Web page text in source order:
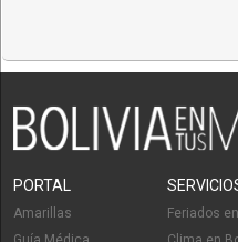
PORTAL
Amarillas
Feriados